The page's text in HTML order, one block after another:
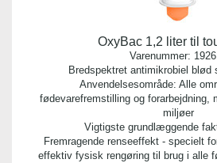
OxyBac 1,2 liter til
Varenummer:
Bredspektret antimikrobiel blød
Anvendelsesområde: Alle
fødevarefremstilling og forarbejdning,
miljøer
Vigtigste grundlæggende
Fremragende renseeffekt - specielt
effektiv fysisk rengøring til brug i alle